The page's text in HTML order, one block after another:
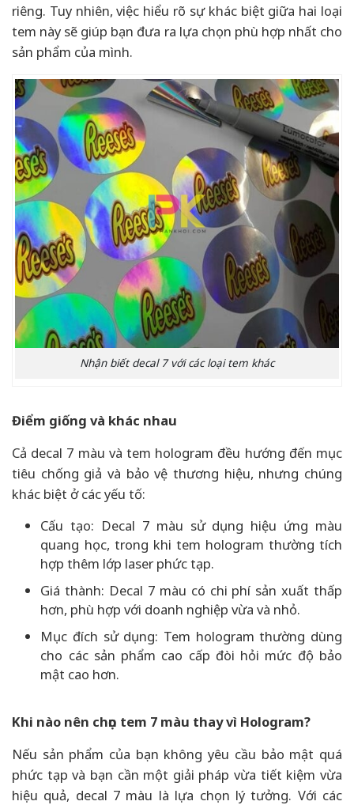
riêng. Tuy nhiên, việc hiểu rõ sự khác biệt giữa hai loại
tem này sẽ giúp bạn đưa ra lựa chọn phù hợp nhất cho
sản phẩm của mình.
Nhận biết decal 7 với các loại tem khác
Điểm giống và khác nhau
Cả decal 7 màu và tem hologram đều hướng đến mục
tiêu chống giả và bảo vệ thương hiệu, nhưng chúng
khác biệt ở các yếu tố:
Cấu tạo: Decal 7 màu sử dụng hiệu ứng màu
quang học, trong khi tem hologram thường tích
hợp thêm lớp laser phức tạp.
Giá thành: Decal 7 màu có chi phí sản xuất thấp
hơn, phù hợp với doanh nghiệp vừa và nhỏ.
Mục đích sử dụng: Tem hologram thường dùng
cho các sản phẩm cao cấp đòi hỏi mức độ bảo
mật cao hơn.
Khi nào nên chọn tem 7 màu thay vì Hologram?
Nếu sản phẩm của bạn không yêu cầu bảo mật quá
phức tạp và bạn cần một giải pháp vừa tiết kiệm vừa
hiệu quả, decal 7 màu là lựa chọn lý tưởng. Với các